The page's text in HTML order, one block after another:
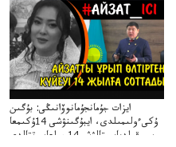
ايزات جۇمانجۇمانوۆانىڭى: بۇگىن
ۇكىءولىمىلدى، ايبۇگىنۋشى 14ۇكىمعا
سووقىلدىايىپتالۋشى14جىلعاسوتتالدى